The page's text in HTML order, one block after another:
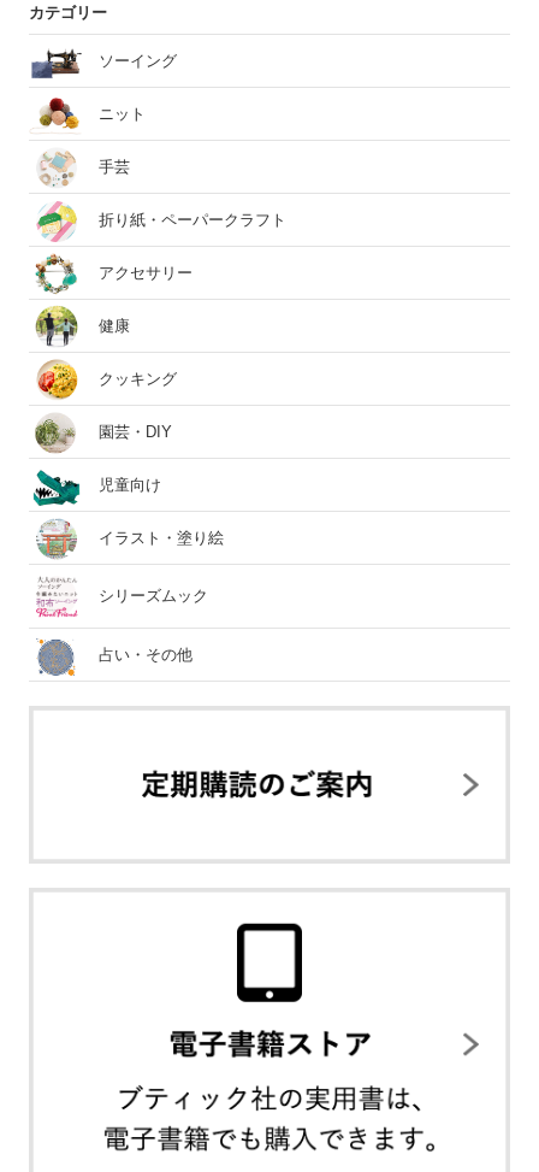
カテゴリー
ソーイング
ニット
手芸
折り紙・ペーパークラフト
アクセサリー
健康
クッキング
園芸・DIY
児童向け
イラスト・塗り絵
シリーズムック
占い・その他